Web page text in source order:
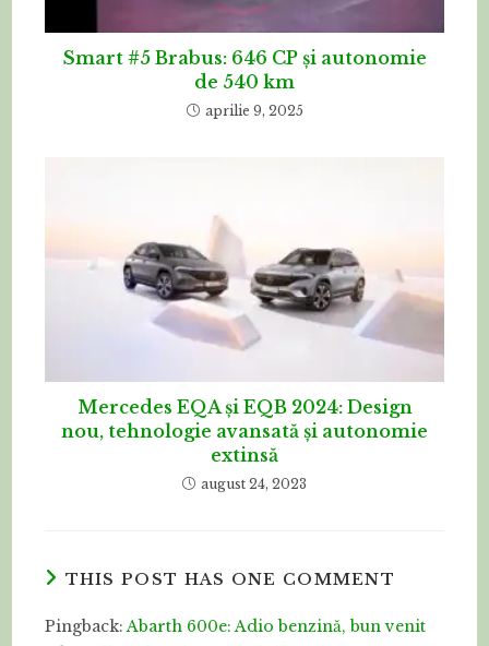
Smart #5 Brabus: 646 CP și autonomie
de 540 km
aprilie 9, 2025
Mercedes EQA și EQB 2024: Design
nou, tehnologie avansată și autonomie
extinsă
august 24, 2023
THIS POST HAS ONE COMMENT
Pingback:Abarth 600e: Adio benzină, bun venit